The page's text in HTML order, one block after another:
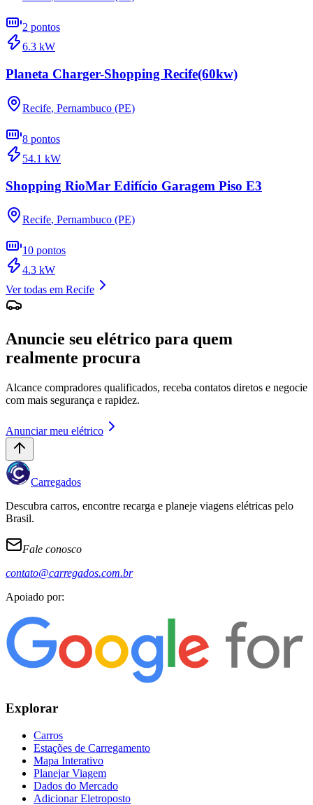
2 pontos
6.3 kW
Planeta Charger-Shopping Recife(60kw)
Recife, Pernambuco (PE)
8 pontos
54.1 kW
Shopping RioMar Edifício Garagem Piso E3
Recife, Pernambuco (PE)
10 pontos
4.3 kW
Ver todas em Recife
Anuncie seu elétrico para quem
realmente procura
Alcance compradores qualificados, receba contatos diretos e negocie
com mais segurança e rapidez.
Anunciar meu elétrico
Carregados
Descubra carros, encontre recarga e planeje viagens elétricas pelo
Brasil.
Fale conosco
contato@carregados.com.br
Apoiado por:
Explorar
Carros
Estações de Carregamento
Mapa Interativo
Planejar Viagem
Dados do Mercado
Adicionar Eletroposto